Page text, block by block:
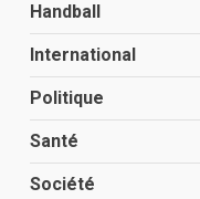
Handball
International
Politique
Santé
Société